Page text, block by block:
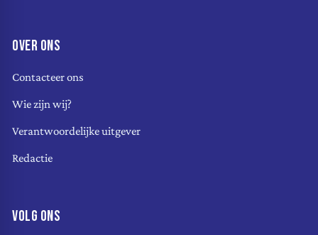
OVER ONS
Contacteer ons
Wie zijn wij?
Verantwoordelijke uitgever
Redactie
VOLG ONS